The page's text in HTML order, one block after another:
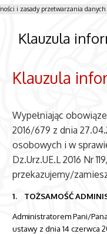
i zasady przetwarzania danych
Klauzula
Klauzula
Wypełniając
2016/679 z dnia
osobowych i w
Dz.Urz.UE.L 2016 Nr
przekazujemy/
1. TOŻSAMOŚĆ
Administratorem Pani/
ustawy z dnia 14 czerwca